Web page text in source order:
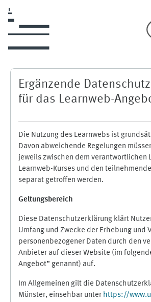
Ergänzende
für das Learnweb-
Die Nutzung des Learnwebs ist
Davon abweichende Regelungen
jeweils zwischen dem verantwortlichen
Learnweb-Kurses und den
separat getroffen werden.
Geltungsbereich
Diese Datenschutzerklärung klärt
Umfang und Zwecke der Erhebung und
personenbezogener Daten durch den
Anbieter auf dieser Website (im
Angebot” genannt) auf.
Im Allgemeinen gilt die
Münster, einsehbar unter https://